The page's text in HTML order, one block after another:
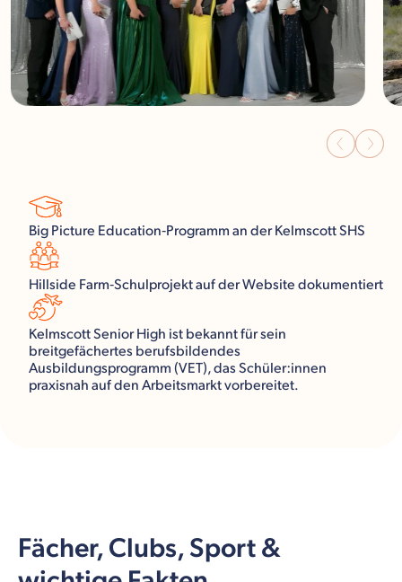
Big Picture Education‑Programm an der Kelmscott SHS
Hillside Farm‑Schulprojekt auf der Website dokumentiert
Kelmscott Senior High ist bekannt für sein
breitgefächertes berufsbildendes
Ausbildungsprogramm (VET), das Schüler:innen
praxisnah auf den Arbeitsmarkt vorbereitet.
Fächer, Clubs, Sport &